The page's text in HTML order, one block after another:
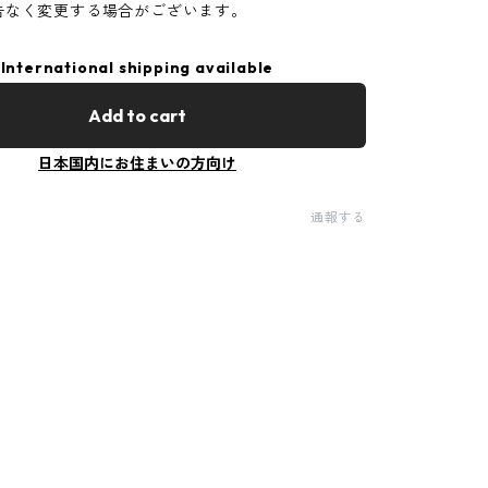
く変更する場合がございます。
International shipping available
Add to cart
日本国内にお住まいの方向け
通報する